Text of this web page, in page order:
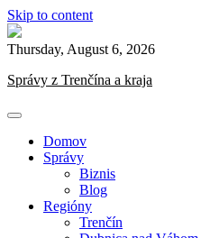
Skip to content
Thursday, August 6, 2026
Správy z Trenčína a kraja
Domov
Správy
Biznis
Blog
Regióny
Trenčín